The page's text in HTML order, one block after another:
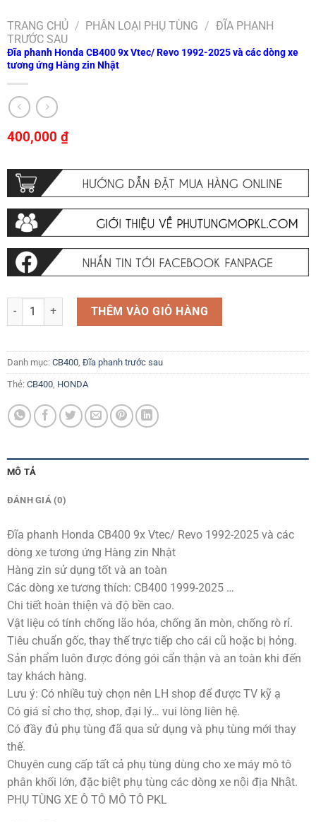
TRANG CHỦ / PHÂN LOẠI PHỤ TÙNG / ĐĨA PHANH
TRƯỚC SAU
Đĩa phanh Honda CB400 9x Vtec/ Revo 1992-2025 và các dòng xe
tương ứng Hàng zin Nhật
400,000 ₫
Đĩa phanh Honda CB400 9x Vtec/ Revo 1992-2025 và các dòng xe
THÊM VÀO GIỎ HÀNG
Danh mục: CB400, Đĩa phanh trước sau
Thẻ: CB400, HONDA
MÔ TẢ
ĐÁNH GIÁ (0)
Đĩa phanh Honda CB400 9x Vtec/ Revo 1992-2025 và các
dòng xe tương ứng Hàng zin Nhật
Hàng zin sử dụng tốt và an toàn
Các dòng xe tương thích: CB400 1999-2025 …
Chi tiết hoàn thiện và độ bền cao.
Vật liệu có tính chống lão hóa, chống ăn mòn, chống rò rỉ.
Tiêu chuẩn gốc, thay thế trực tiếp cho cái cũ hoặc bị hỏng.
Sản phẩm luôn được đóng gói cẩn thận và an toàn khi đến
tay khách hàng.
Lưu ý: Có nhiều tuỳ chọn nên LH shop để được TV kỹ ạ
Có giá sỉ cho thợ, shop, đại lý… vui lòng liên hệ.
Có đầy đủ phụ tùng đã qua sử dụng và phụ tùng mới thay
thế.
Chuyên cung cấp tất cả phụ tùng dùng cho xe máy mô tô
phân khối lớn, đặc biệt phụ tùng các dòng xe nội địa Nhật.
PHỤ TÙNG XE Ô TÔ MÔ TÔ PKL